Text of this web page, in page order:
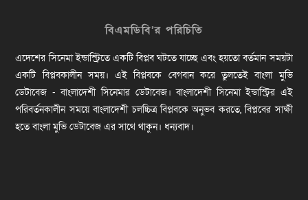
বিএমডিবি’র পরিচিতি
এদেশের সিনেমা ইন্ডাস্ট্রিতে একটি বিপ্লব ঘটতে যাচ্ছে এবং হয়তো বর্তমান সময়টা
একটি বিপ্লবকালীন সময়। এই বিপ্লবকে বেগবান করে তুলতেই বাংলা মুভি
ডেটাবেজ - বাংলাদেশী সিনেমার ডেটাবেজ। বাংলাদেশী সিনেমা ইন্ডাস্ট্রির এই
পরিবর্তনকালীন সময়ে বাংলাদেশী চলচ্চিত্র বিপ্লবকে অনুভব করতে, বিপ্লবের সাক্ষী
হতে বাংলা মুভি ডেটাবেজ এর সাথে থাকুন। ধন্যবাদ।